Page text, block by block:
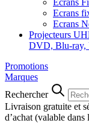
Ecrans
Ecrans
Ecrans
Projecteurs
DVD, Blu-ray,
Promotions
Marques
Rechercher
Livraison gratuite et
d’achat (valable dans